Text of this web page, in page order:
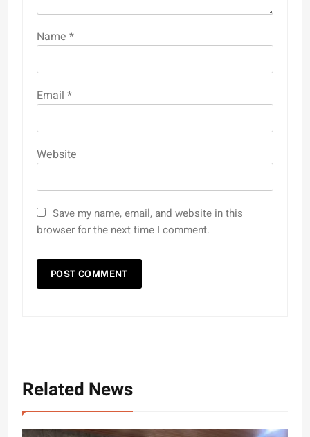
Name *
Email *
Website
Save my name, email, and website in this
browser for the next time I comment.
Related News